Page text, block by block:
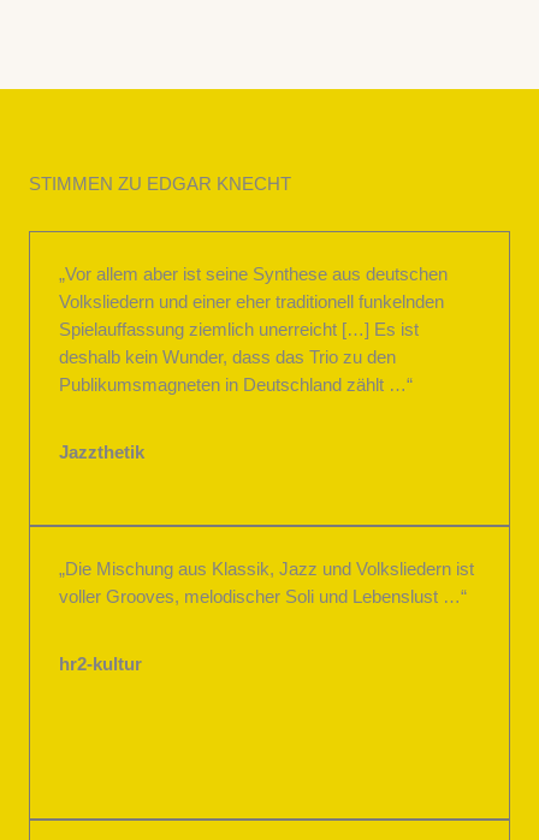
STIMMEN ZU EDGAR KNECHT
„Vor allem aber ist seine Synthese aus deutschen
Volksliedern und einer eher traditionell funkelnden
Spielauffassung ziemlich unerreicht […] Es ist
deshalb kein Wunder, dass das Trio zu den
Publikumsmagneten in Deutschland zählt …“
Jazzthetik
„Die Mischung aus Klassik, Jazz und Volksliedern ist
voller Grooves, melodischer Soli und Lebenslust …“
hr2-kultur